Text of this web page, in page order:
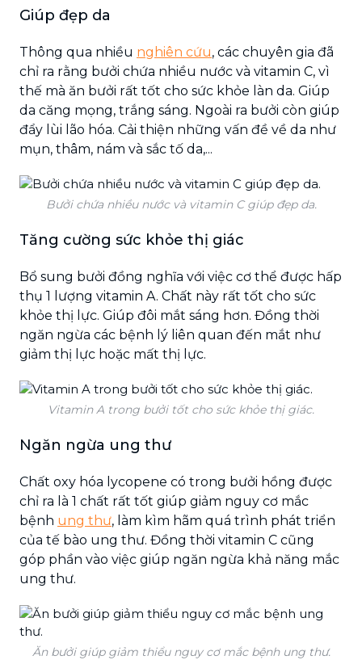
Giúp đẹp da
Thông qua nhiều nghiên cứu, các chuyên gia đã
chỉ ra rằng bưởi chứa nhiều nước và vitamin C, vì
thế mà ăn bưởi rất tốt cho sức khỏe làn da. Giúp
da căng mọng, trắng sáng. Ngoài ra bưởi còn giúp
đẩy lùi lão hóa. Cải thiện những vấn đề về da như
mụn, thâm, nám và sắc tố da,...
Bưởi chứa nhiều nước và vitamin C giúp đẹp da.
Tăng cường sức khỏe thị giác
Bổ sung bưởi đồng nghĩa với việc cơ thể được hấp
thụ 1 lượng vitamin A. Chất này rất tốt cho sức
khỏe thị lực. Giúp đôi mắt sáng hơn. Đồng thời
ngăn ngừa các bệnh lý liên quan đến mắt như
giảm thị lực hoặc mất thị lực.
Vitamin A trong bưởi tốt cho sức khỏe thị giác.
Ngăn ngừa ung thư
Chất oxy hóa lycopene có trong bưởi hồng được
chỉ ra là 1 chất rất tốt giúp giảm nguy cơ mắc
bệnh ung thư, làm kìm hãm quá trình phát triển
của tế bào ung thư. Đồng thời vitamin C cũng
góp phần vào việc giúp ngăn ngừa khả năng mắc
ung thư.
Ăn bưởi giúp giảm thiểu nguy cơ mắc bệnh ung thư.